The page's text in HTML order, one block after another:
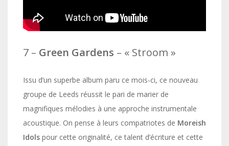
7 – Green Gardens – « Stroom »
Issu d’un superbe album paru ce mois-ci, ce nouveau
groupe de Leeds réussit le pari de marier de
magnifiques mélodies à une approche instrumentale
acoustique. On pense à leurs compatriotes de Moreish
Idols pour cette originalité, ce talent d’écriture et cette